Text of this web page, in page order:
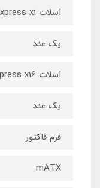
اسلات PCI Express x1
یک عدد
اسلات PCI Express x16
یک عدد
فرم فاکتور
mATX